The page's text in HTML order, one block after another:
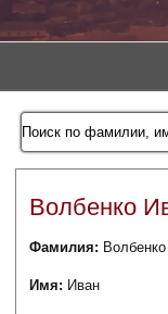
Волбенко
Фамилия: Волбенко
Имя: Иван